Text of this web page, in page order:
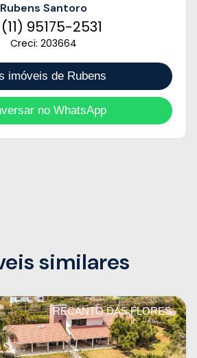
Rubens Santoro
(11) 95175-2531
Creci: 203664
imóveis de Rubens
no WhatsApp
similares
RECANTO DAS FLORES